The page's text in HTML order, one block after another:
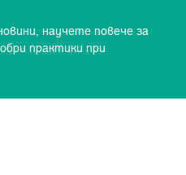
научете повече за
практики при